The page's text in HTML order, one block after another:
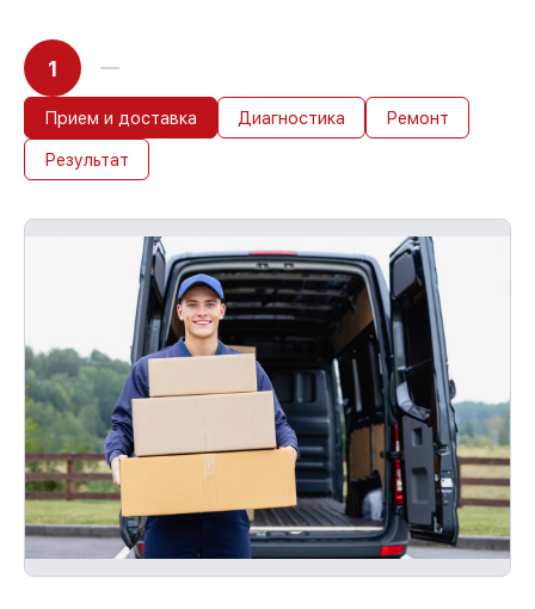
1
Прием и доставка Диагностика Ремонт
Результат